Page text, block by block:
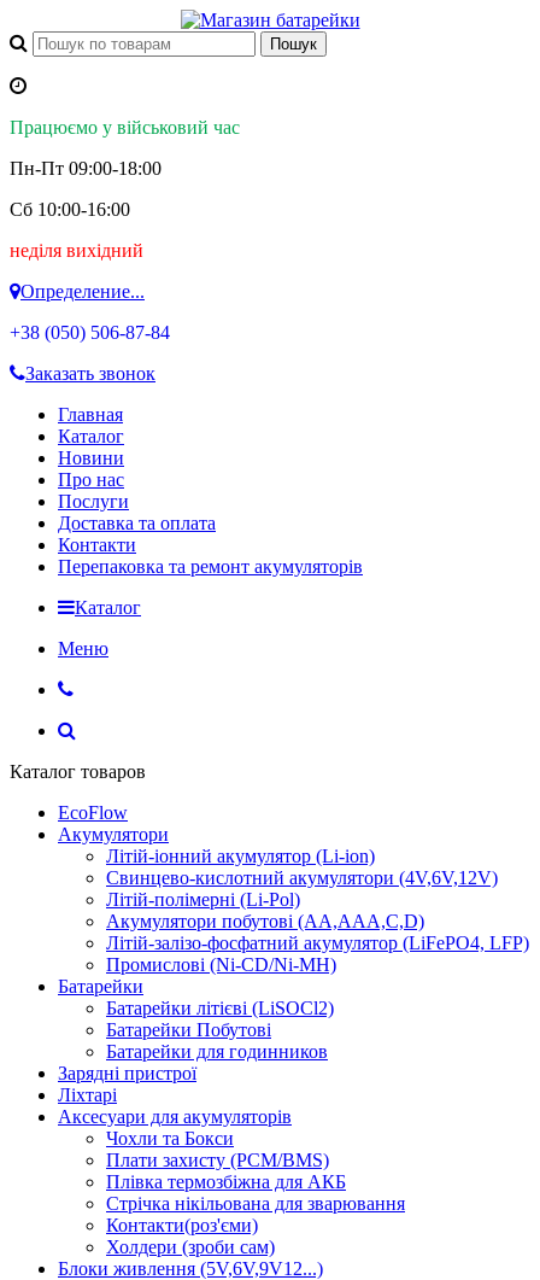
Працюємо у військовий час
Пн-Пт 09:00-18:00
Сб 10:00-16:00
неділя вихідний
Определение...
+38 (050) 506-87-84
Заказать звонок
Главная
Каталог
Новини
Про нас
Послуги
Доставка та оплата
Контакти
Перепаковка та ремонт акумуляторів
Каталог
Меню
Каталог товаров
EcoFlow
Акумулятори
Літій-іонний акумулятор (Li-ion)
Свинцево-кислотний акумулятори (4V,6V,12V)
Літій-полімерні (Li-Pol)
Акумулятори побутові (AA,AAA,C,D)
Літій-залізо-фосфатний акумулятор (LiFePO4, LFP)
Промислові (Ni-CD/Ni-MH)
Батарейки
Батарейки літієві (LiSOCl2)
Батарейки Побутові
Батарейки для годинников
Зарядні пристрої
Ліхтарі
Аксесуари для акумуляторів
Чохли та Бокси
Плати захисту (PCM/BMS)
Плівка термозбіжна для АКБ
Стрічка нікільована для зварювання
Контакти(роз'єми)
Холдери (зроби сам)
Блоки живлення (5V,6V,9V12...)